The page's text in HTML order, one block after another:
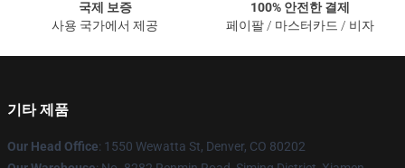
국제 보증
사용 국가에서 제공
100% 안전한 결제
페이팔 / 마스터카드 / 비자
기타 제품
Our Head Office: 1550 Wewatta St, Denver, CO 80202